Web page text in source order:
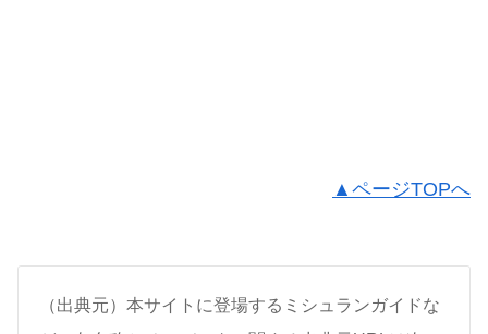
▲ページTOPへ
（出典元）本サイトに登場するミシュランガイドな